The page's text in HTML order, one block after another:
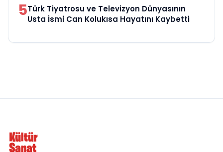
5Türk Tiyatrosu ve Televizyon Dünyasının
Usta İsmi Can Kolukısa Hayatını Kaybetti